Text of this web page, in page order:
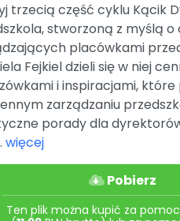
Archiwalne
Pomoc
Promocje
czerwca 2024 r. uzyskała
r. Nr decyzji:
Online.
trzecią część cyklu Kącik
stworzoną z myślą
placówkami
Fejkiel dzieli się w niej
i inspiracjami,
zarządzaniu
porady dla
więcej
Pobierz
Ten plik można kupić za